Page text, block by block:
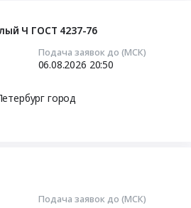
Ч ГОСТ 4237-76
Подача заявок до (МСК)
06.08.2026 20:50
город
Подача заявок до (МСК)